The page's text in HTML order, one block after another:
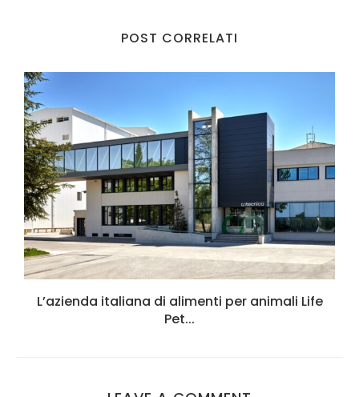
POST CORRELATI
L’azienda italiana di alimenti per animali Life
Pet...